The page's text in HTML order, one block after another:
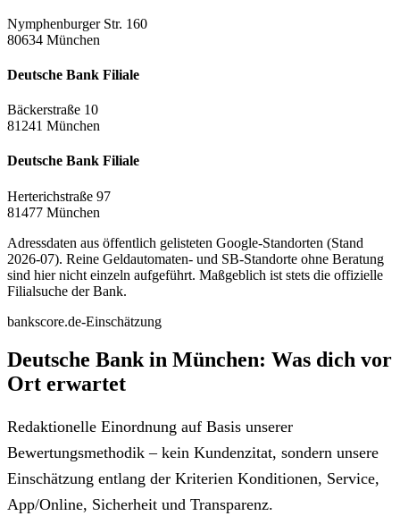
Nymphenburger Str. 160
80634 München
Deutsche Bank Filiale
Bäckerstraße 10
81241 München
Deutsche Bank Filiale
Herterichstraße 97
81477 München
Adressdaten aus öffentlich gelisteten Google-Standorten (Stand
2026-07). Reine Geldautomaten- und SB-Standorte ohne Beratung
sind hier nicht einzeln aufgeführt. Maßgeblich ist stets die offizielle
Filialsuche der Bank.
bankscore.de-Einschätzung
Deutsche Bank in München: Was dich vor
Ort erwartet
Redaktionelle Einordnung auf Basis unserer
Bewertungsmethodik – kein Kundenzitat, sondern unsere
Einschätzung entlang der Kriterien Konditionen, Service,
App/Online, Sicherheit und Transparenz.